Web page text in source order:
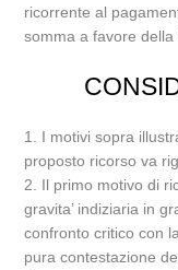
ricorrente al
somma a favore della
1. I motivi sopra
proposto ricorso va
2. Il primo motivo di
gravita’ indiziaria in
confronto critico con
pura contestazione